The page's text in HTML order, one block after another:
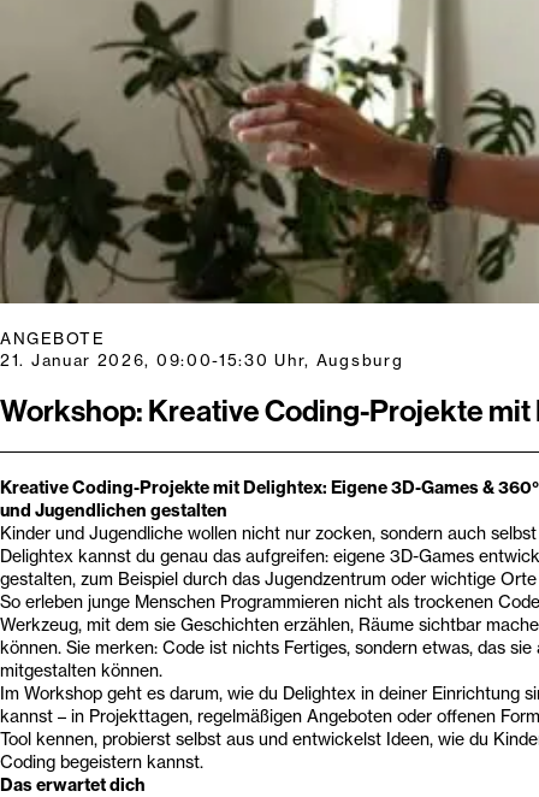
ANGEBOTE
21. Januar 2026, 09:00-15:30 Uhr, Augsburg
Workshop: Kreative Coding-Projekte
Kreative Coding-Projekte mit Delightex: Eigene 3D-Games &
und Jugendlichen gestalten
Kinder und Jugendliche wollen nicht nur zocken, sondern auch
Delightex kannst du genau das aufgreifen: eigene 3D-Games
gestalten, zum Beispiel durch das Jugendzentrum oder wichtige
So erleben junge Menschen Programmieren nicht als trockenen
Werkzeug, mit dem sie Geschichten erzählen, Räume sichtbar
können. Sie merken: Code ist nichts Fertiges, sondern etwas, das
mitgestalten können.
Im Workshop geht es darum, wie du Delightex in deiner Einrichtung
kannst – in Projekttagen, regelmäßigen Angeboten oder offenen
Tool kennen, probierst selbst aus und entwickelst Ideen, wie du
Coding begeistern kannst.
Das erwartet dich